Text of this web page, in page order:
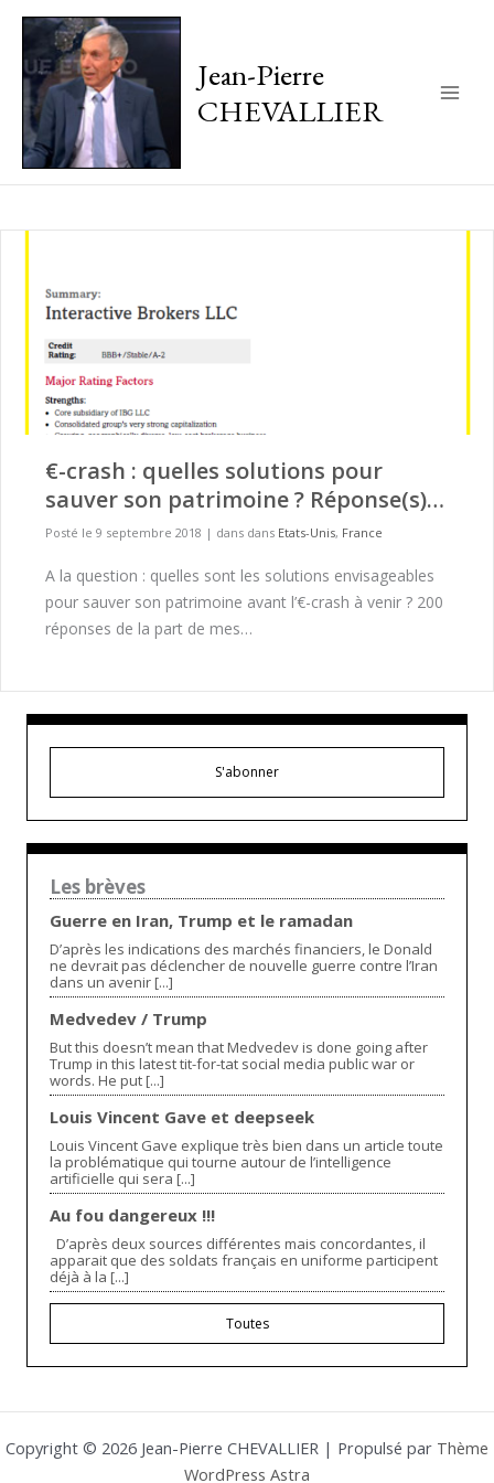
Jean-Pierre
CHEVALLIER
€-crash : quelles solutions pour
sauver son patrimoine ? Réponse(s)…
Posté le 9 septembre 2018 | dans dans Etats-Unis, France
A la question : quelles sont les solutions envisageables
pour sauver son patrimoine avant l’€-crash à venir ? 200
réponses de la part de mes…
S'abonner
Les brèves
Guerre en Iran, Trump et le ramadan
D’après les indications des marchés financiers, le Donald
ne devrait pas déclencher de nouvelle guerre contre l’Iran
dans un avenir [...]
Medvedev / Trump
But this doesn’t mean that Medvedev is done going after
Trump in this latest tit-for-tat social media public war or
words. He put [...]
Louis Vincent Gave et deepseek
Louis Vincent Gave explique très bien dans un article toute
la problématique qui tourne autour de l’intelligence
artificielle qui sera [...]
Au fou dangereux !!!
D’après deux sources différentes mais concordantes, il
apparait que des soldats français en uniforme participent
déjà à la [...]
Toutes
Copyright © 2026 Jean-Pierre CHEVALLIER | Propulsé par Thème
WordPress Astra